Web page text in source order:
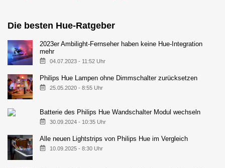
Die besten Hue-Ratgeber
2023er Ambilight-Fernseher haben keine Hue-Integration
mehr
04.07.2023 - 11:52 Uhr
Philips Hue Lampen ohne Dimmschalter zurücksetzen
25.05.2020 - 8:55 Uhr
Batterie des Philips Hue Wandschalter Modul wechseln
30.09.2024 - 10:35 Uhr
Alle neuen Lightstrips von Philips Hue im Vergleich
10.09.2025 - 8:30 Uhr